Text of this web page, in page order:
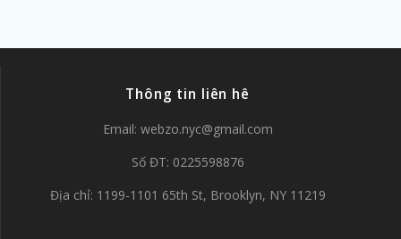
Thông tin liên hê
Email: webzo.nyc@gmail.com
Số ĐT: 0225598876
Địa chỉ: 1199-1101 65th St, Brooklyn, NY 11219